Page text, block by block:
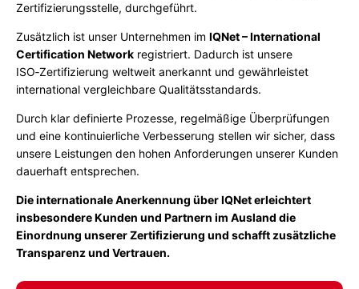
Zertifizierungsstelle, durchgeführt.
Zusätzlich ist unser Unternehmen im IQNet – International
Certification Network registriert. Dadurch ist unsere
ISO‑Zertifizierung weltweit anerkannt und gewährleistet
international vergleichbare Qualitätsstandards.
Durch klar definierte Prozesse, regelmäßige Überprüfungen
und eine kontinuierliche Verbesserung stellen wir sicher, dass
unsere Leistungen den hohen Anforderungen unserer Kunden
dauerhaft entsprechen.
Die internationale Anerkennung über IQNet erleichtert
insbesondere Kunden und Partnern im Ausland die
Einordnung unserer Zertifizierung und schafft zusätzliche
Transparenz und Vertrauen.